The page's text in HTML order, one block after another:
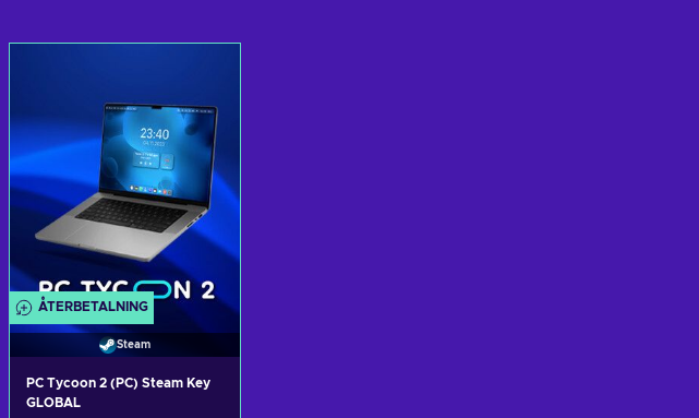
ÅTERBETALNING
Steam
PC Tycoon 2 (PC) Steam Key
GLOBAL